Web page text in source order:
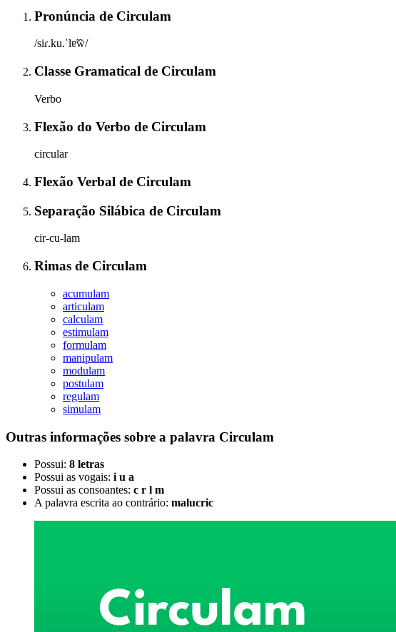
Pronúncia de Circulam
/siɾ.ku.ˈlɐ̃w̃/
Classe Gramatical de Circulam
Verbo
Flexão do Verbo de Circulam
circular
Flexão Verbal de Circulam
Separação Silábica de Circulam
cir-cu-lam
Rimas de Circulam
acumulam
articulam
calculam
estimulam
formulam
manipulam
modulam
postulam
regulam
simulam
Outras informações sobre a palavra Circulam
Possui: 8 letras
Possui as vogais: i u a
Possui as consoantes: c r l m
A palavra escrita ao contrário: malucric